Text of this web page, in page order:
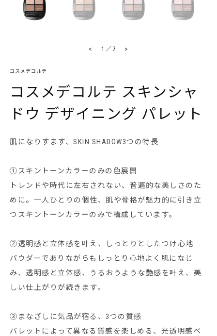
< >
1 ／ 7
コスメデコルテ
コスメデコルテ スキンシャ
ドウ デザイニング パレット
肌になりすます、SKIN SHADOW3つの特長
①スキントーンカラーのみの色展開
トレンドや時代に左右されない、普遍的な美しさのた
めに。一人ひとりの個性、肌や骨格が魅力的に引き立
つスキントーンカラーのみで構成しています。
②透明感と立体感を叶え、しっとりとしたつけ心地
パウダーでありながらもしっとり心地よく肌になじ
み、透明感と立体感、うるおうような艶感を叶え、美
しい仕上がりが続きます。
③まなざしに気品が宿る、3つの質感
パレットによって異なる質感を楽しめる、光透明感ベ